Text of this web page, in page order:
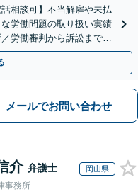
相談可】不当解雇や未払
労働問題の取り扱い実績
労働審判から訴訟まで、
メールでお問い合わせ
介 弁護士 岡山県
事務所